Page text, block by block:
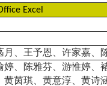
Excel
、王予恩、许家嘉、
、陈雅芬、游惟婷
茵琪、黄意淳、黄诗